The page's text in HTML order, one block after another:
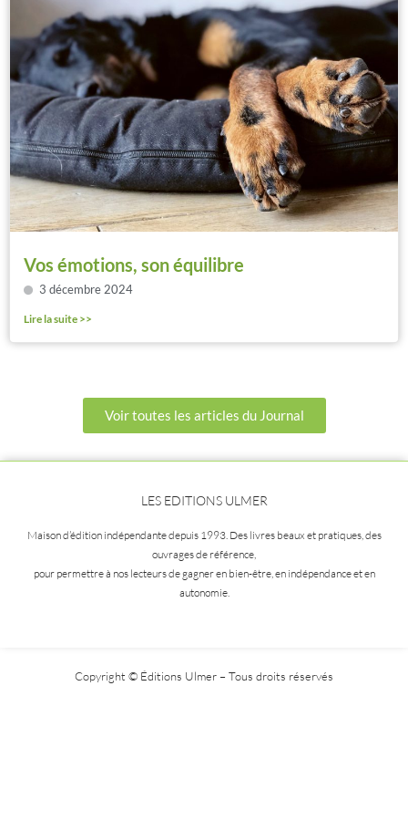
Vos émotions, son équilibre
3 décembre 2024
Lire la suite >>
Voir toutes les articles du Journal
LES EDITIONS ULMER
Maison d’édition indépendante depuis 1993. Des livres beaux et pratiques, des
ouvrages de référence,
pour permettre à nos lecteurs de gagner en bien-être, en indépendance et en
autonomie.
Copyright © Éditions Ulmer – Tous droits réservés